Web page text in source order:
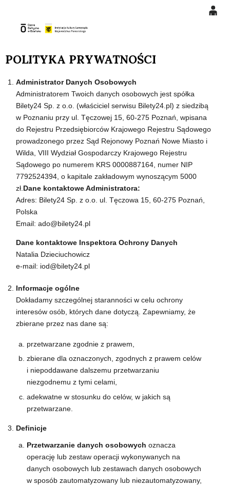
PLN
14 48
POLITYKA PRYWATNOŚCI
Administrator Danych Osobowych
Administratorem Twoich danych osobowych jest spółka
Bilety24 Sp. z o.o. (właściciel serwisu Bilety24.pl) z siedzibą
w Poznaniu przy ul. Tęczowej 15, 60-275 Poznań, wpisana
do Rejestru Przedsiębiorców Krajowego Rejestru Sądowego
prowadzonego przez Sąd Rejonowy Poznań Nowe Miasto i
Wilda, VIII Wydział Gospodarczy Krajowego Rejestru
Sądowego po numerem KRS 0000887164, numer NIP
7792524394, o kapitale zakładowym wynoszącym 5000
zł. Dane kontaktowe Administratora:
Adres: Bilety24 Sp. z o.o. ul. Tęczowa 15, 60-275 Poznań,
Polska
Email: ado@bilety24.pl
Dane kontaktowe Inspektora Ochrony Danych
Natalia Dzieciuchowicz
e-mail: iod@bilety24.pl
Informacje ogólne
Dokładamy szczególnej staranności w celu ochrony
interesów osób, których dane dotyczą. Zapewniamy, że
zbierane przez nas dane są:
przetwarzane zgodnie z prawem,
zbierane dla oznaczonych, zgodnych z prawem celów
i niepoddawane dalszemu przetwarzaniu
niezgodnemu z tymi celami,
adekwatne w stosunku do celów, w jakich są
przetwarzane.
Definicje
Przetwarzanie danych osobowych oznacza
operację lub zestaw operacji wykonywanych na
danych osobowych lub zestawach danych osobowych
w sposób zautomatyzowany lub niezautomatyzowany,